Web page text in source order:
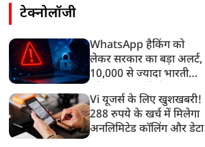
टेक्नोलॉजी
WhatsApp हैकिंग को
लेकर सरकार का बड़ा अलर्ट,
10,000 से ज्यादा भारतीयों
गया
Vi यूजर्स के लिए खुशखबरी!
288 रुपये के खर्च में मिलेगा
अनलिमिटेड कॉलिंग और डेटा